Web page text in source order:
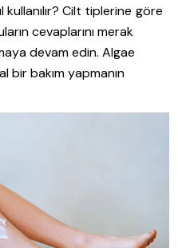
kullanılır? Cilt tiplerine göre
cevaplarını merak
devam edin. Algae
bir bakım yapmanın